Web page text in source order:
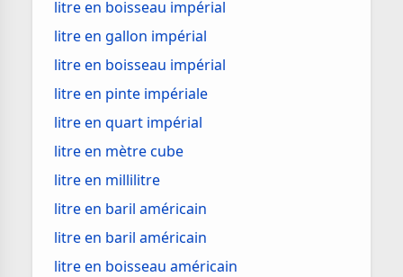
litre en boisseau impérial
litre en gallon impérial
litre en boisseau impérial
litre en pinte impériale
litre en quart impérial
litre en mètre cube
litre en millilitre
litre en baril américain
litre en baril américain
litre en boisseau américain